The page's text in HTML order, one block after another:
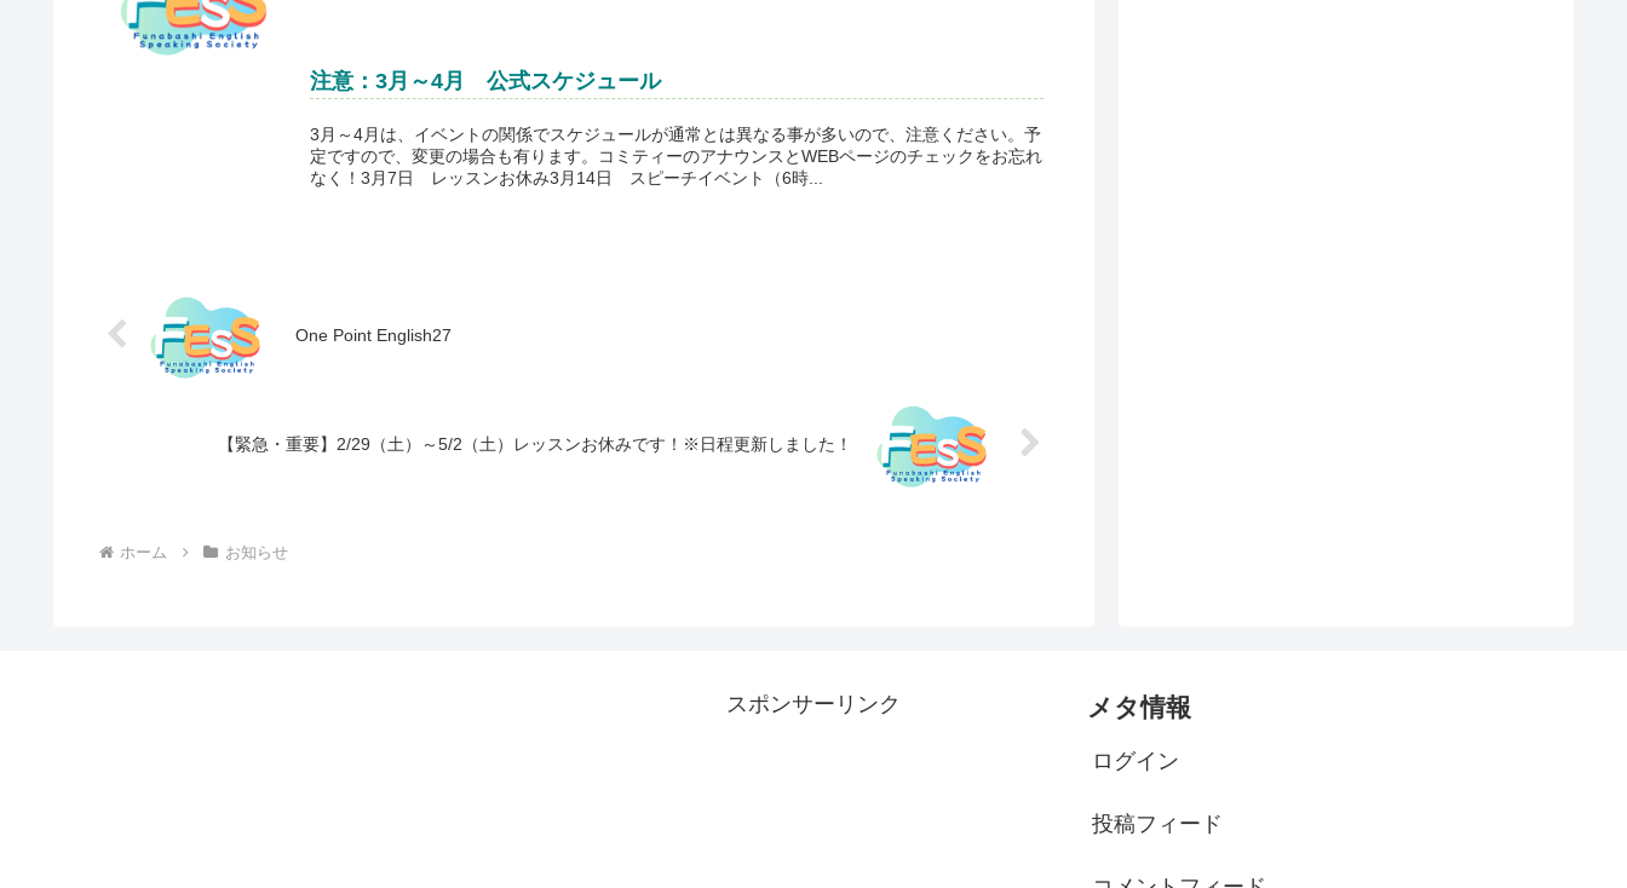
注意：3月～4月 公式スケジュール
3月～4月は、イベントの関係でスケジュールが通常とは異なる事が多いので、注意ください。予
定ですので、変更の場合も有ります。コミティーのアナウンスとWEBページのチェックをお忘れ
なく！3月7日 レッスンお休み3月14日 スピーチイベント（6時...
One Point English27
【緊急・重要】2/29（土）～5/2（土）レッスンお休みです！※日程更新しました！
ホーム お知らせ
スポンサーリンク メタ情報
ログイン
投稿フィード